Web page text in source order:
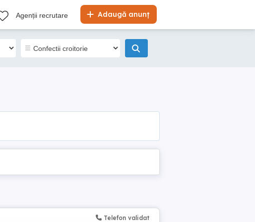
Adaugă anunț
Agenții recrutare
Telefon validat